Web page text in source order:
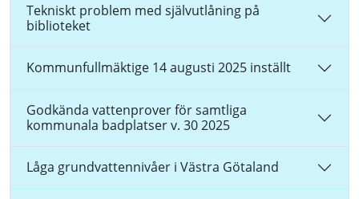
Tekniskt problem med självutlåning på
biblioteket
Kommunfullmäktige 14 augusti 2025 inställt
Godkända vattenprover för samtliga
kommunala badplatser v. 30 2025
Låga grundvattennivåer i Västra Götaland